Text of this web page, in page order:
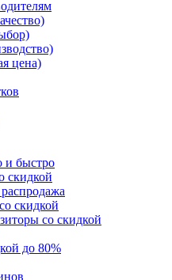
цена)
и быстро
скидкой
скидкой
со скидкой
до 80%